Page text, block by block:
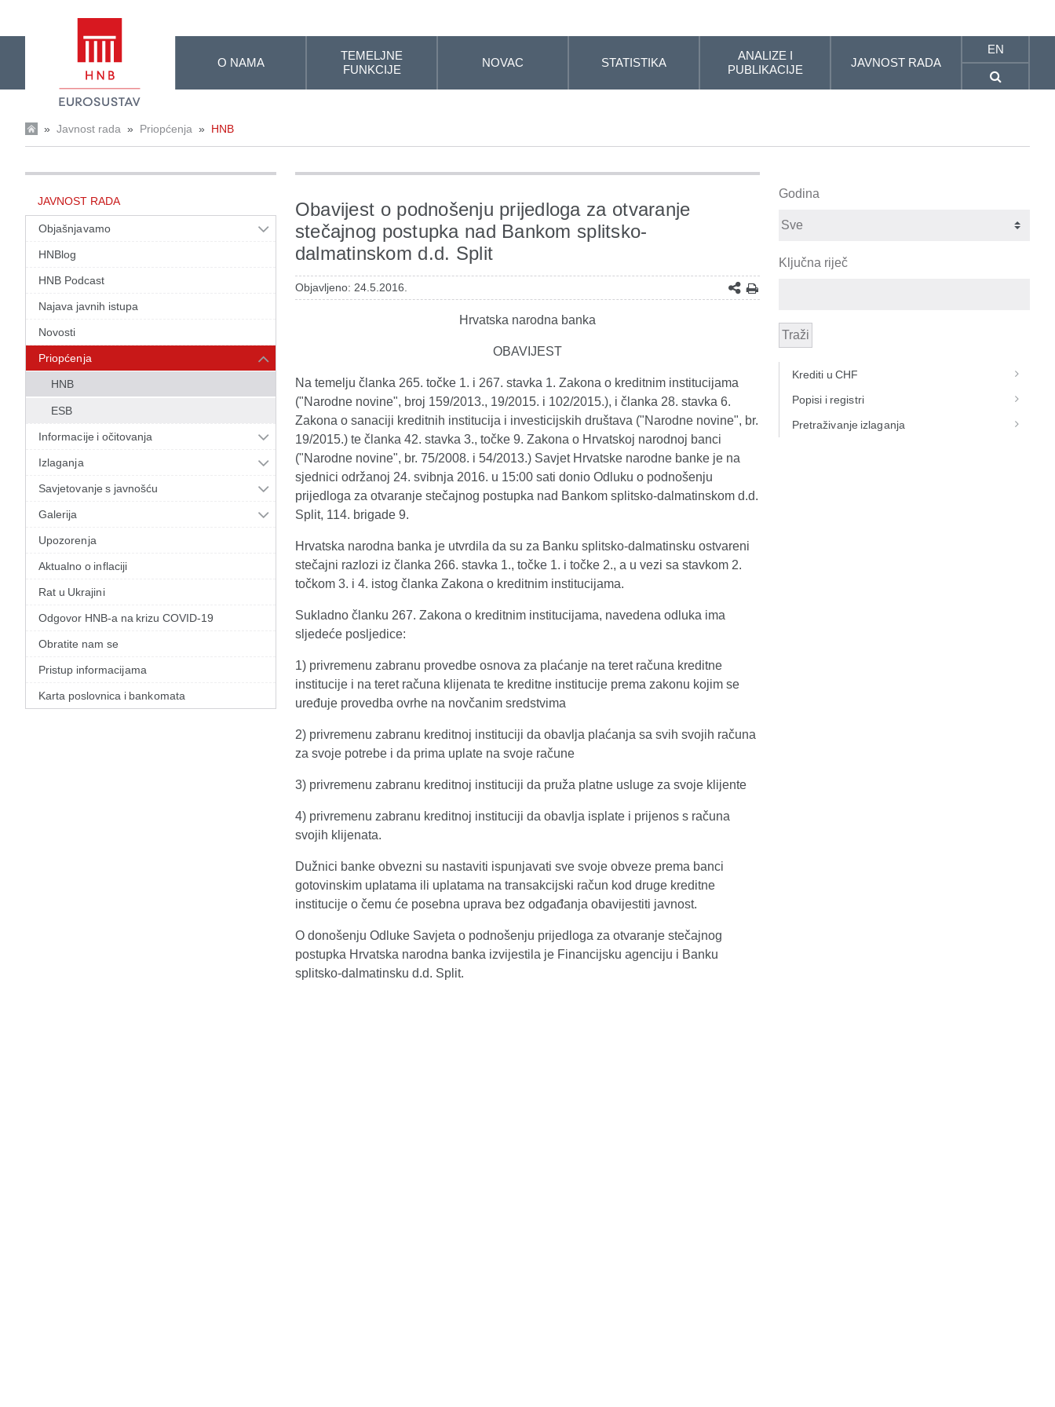
O NAMA
TEMELJNE
FUNKCIJE
NOVAC STATISTIKA
ANALIZE I
PUBLIKACIJE
JAVNOST RADA
EN
» Javnost rada » Priopćenja » HNB
JAVNOST RADA
Objašnjavamo
HNBlog
HNB Podcast
Najava javnih istupa
Novosti
Priopćenja
HNB
ESB
Informacije i očitovanja
Izlaganja
Savjetovanje s javnošću
Galerija
Upozorenja
Aktualno o inflaciji
Rat u Ukrajini
Odgovor HNB-a na krizu COVID-19
Obratite nam se
Pristup informacijama
Karta poslovnica i bankomata
Obavijest o podnošenju prijedloga za otvaranje
stečajnog postupka nad Bankom splitsko-
dalmatinskom d.d. Split
Objavljeno: 24.5.2016.
Hrvatska narodna banka
OBAVIJEST
Na temelju članka 265. točke 1. i 267. stavka 1. Zakona o kreditnim institucijama
("Narodne novine", broj 159/2013., 19/2015. i 102/2015.), i članka 28. stavka 6.
Zakona o sanaciji kreditnih institucija i investicijskih društava ("Narodne novine", br.
19/2015.) te članka 42. stavka 3., točke 9. Zakona o Hrvatskoj narodnoj banci
("Narodne novine", br. 75/2008. i 54/2013.) Savjet Hrvatske narodne banke je na
sjednici održanoj 24. svibnja 2016. u 15:00 sati donio Odluku o podnošenju
prijedloga za otvaranje stečajnog postupka nad Bankom splitsko-dalmatinskom d.d.
Split, 114. brigade 9.
Hrvatska narodna banka je utvrdila da su za Banku splitsko-dalmatinsku ostvareni
stečajni razlozi iz članka 266. stavka 1., točke 1. i točke 2., a u vezi sa stavkom 2.
točkom 3. i 4. istog članka Zakona o kreditnim institucijama.
Sukladno članku 267. Zakona o kreditnim institucijama, navedena odluka ima
sljedeće posljedice:
1) privremenu zabranu provedbe osnova za plaćanje na teret računa kreditne
institucije i na teret računa klijenata te kreditne institucije prema zakonu kojim se
uređuje provedba ovrhe na novčanim sredstvima
2) privremenu zabranu kreditnoj instituciji da obavlja plaćanja sa svih svojih računa
za svoje potrebe i da prima uplate na svoje račune
3) privremenu zabranu kreditnoj instituciji da pruža platne usluge za svoje klijente
4) privremenu zabranu kreditnoj instituciji da obavlja isplate i prijenos s računa
svojih klijenata.
Dužnici banke obvezni su nastaviti ispunjavati sve svoje obveze prema banci
gotovinskim uplatama ili uplatama na transakcijski račun kod druge kreditne
institucije o čemu će posebna uprava bez odgađanja obavijestiti javnost.
O donošenju Odluke Savjeta o podnošenju prijedloga za otvaranje stečajnog
postupka Hrvatska narodna banka izvijestila je Financijsku agenciju i Banku
splitsko-dalmatinsku d.d. Split.
Godina
Ključna riječ
Traži
Krediti u CHF
Popisi i registri
Pretraživanje izlaganja